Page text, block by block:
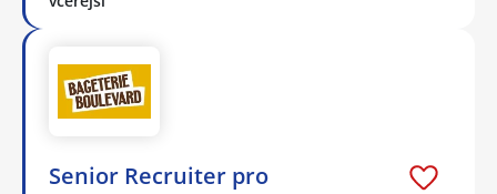
Senior Recruiter pro